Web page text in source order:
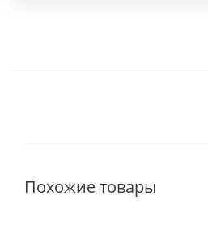
Похожие товары